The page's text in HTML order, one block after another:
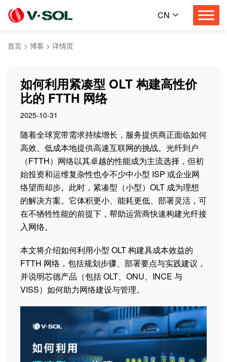
CN
首页 > 博客 > 详情页
如何利用紧凑型 OLT 构建高性价
比的 FTTH 网络
2025-10-31
随着全球宽带需求持续增长，服务提供商正面临如何
高效、低成本地提供高速互联网的挑战。光纤到户
（FTTH）网络以其卓越的性能成为主流选择，但初
始投资和运维复杂性也令不少中小型 ISP 或企业网
络望而却步。此时，紧凑型（小型）OLT 成为理想
的解决方案。它体积更小、能耗更低、部署灵活，可
在不牺牲性能的前提下，帮助运营商快速构建光纤接
入网络。
本文将介绍如何利用小型 OLT 构建具成本效益的
FTTH 网络，包括规划步骤、部署要点与实践建议，
并说明芯德产品（包括 OLT、ONU、INCE 与
VISS）如何助力网络建设与管理。